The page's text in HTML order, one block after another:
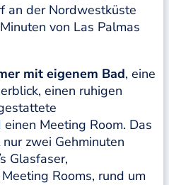
an der Nordwestküste
von Las Palmas
mit eigenem Bad, eine
einen ruhigen
Meeting Room. Das
zwei Gehminuten
Glasfaser,
Rooms, rund um